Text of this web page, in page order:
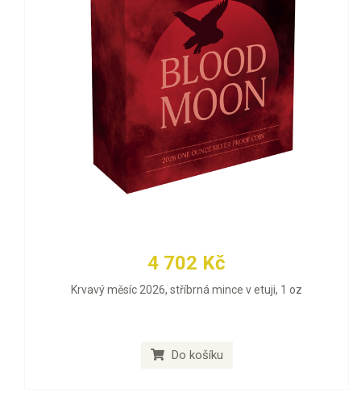
4 702 Kč
Krvavý měsíc 2026, stříbrná mince v etuji, 1 oz
Do košíku